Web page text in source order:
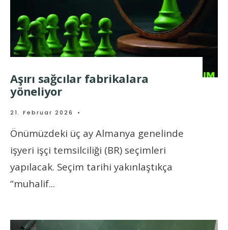
Aşırı sağcılar fabrikalara
yöneliyor
21. Februar 2026 •
Önümüzdeki üç ay Almanya genelinde
işyeri işçi temsilciliği (BR) seçimleri
yapılacak. Seçim tarihi yakınlaştıkça
“muhalif...